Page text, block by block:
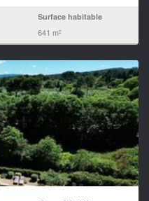
Surface habitable
641 m²